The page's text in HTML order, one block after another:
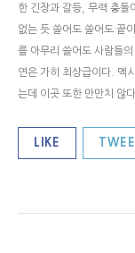
한 긴장과 갈등, 무력 충돌
없는 듯 쓸어도 쓸어도 끝
를 아무리 쓸어도 사람들
연은 가히 최상급이다. 멕
는데 이곳 또한 만만치 않
LIKE